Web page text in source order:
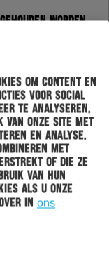
om content en
voor social
te analyseren.
van onze site met
en analyse.
met
of die ze
van hun
als u onze
in ons
worden
je zelf aan
ontvangen,
relevant is.